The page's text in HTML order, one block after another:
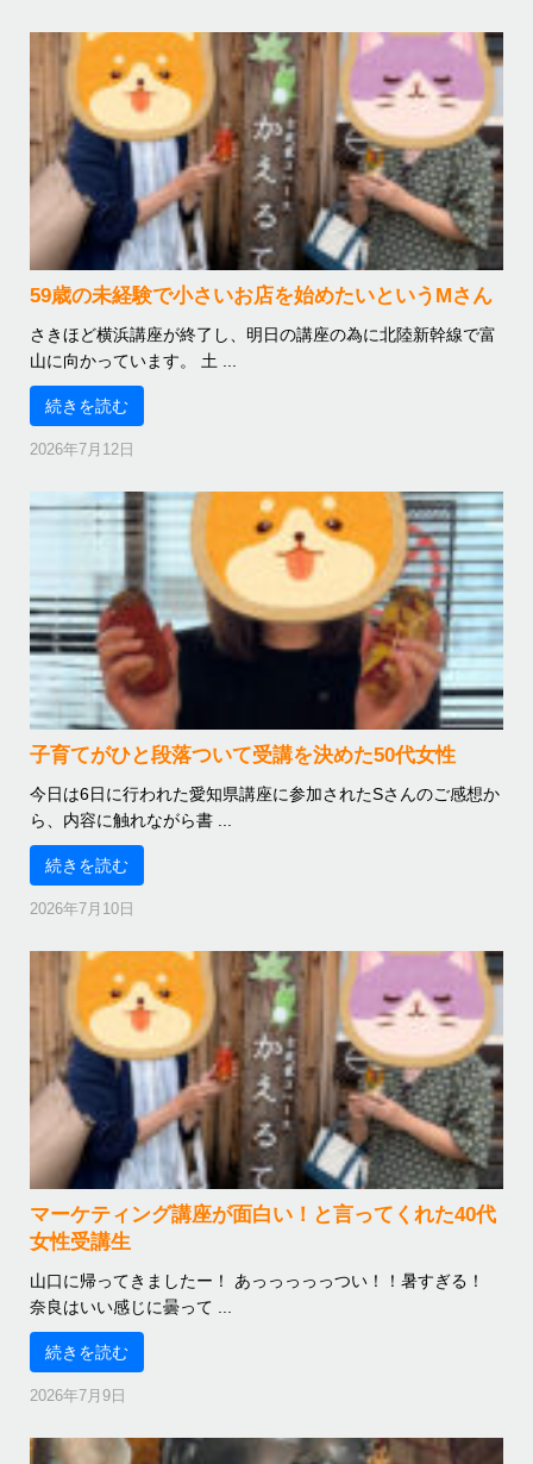
59歳の未経験で小さいお店を始めたいというMさん
さきほど横浜講座が終了し、明日の講座の為に北陸新幹線で富
山に向かっています。 土 ...
続きを読む
2026年7月12日
子育てがひと段落ついて受講を決めた50代女性
今日は6日に行われた愛知県講座に参加されたSさんのご感想か
ら、内容に触れながら書 ...
続きを読む
2026年7月10日
マーケティング講座が面白い！と言ってくれた40代
女性受講生
山口に帰ってきましたー！ あっっっっっつい！！暑すぎる！
奈良はいい感じに曇って ...
続きを読む
2026年7月9日